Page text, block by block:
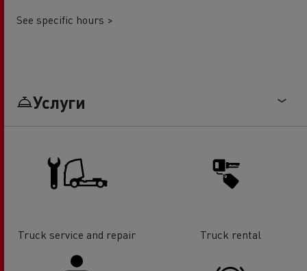
See specific hours >
Услуги
Truck service and repair Truck rental